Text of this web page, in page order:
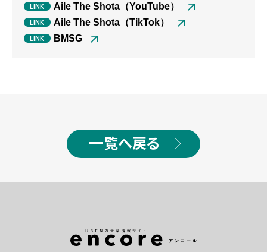
Aile The Shota（YouTube）
Aile The Shota（TikTok）
BMSG
一覧へ戻る